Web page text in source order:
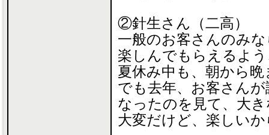
②針生さん（二高）
一般のお客さんのみ
楽しんでもらえるよ
夏休み中も、朝から
でも去年、お客さん
なったのを見て、大
大変だけど、楽しい